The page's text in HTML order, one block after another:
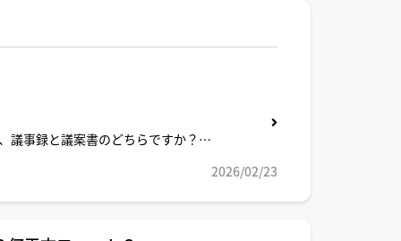
議事録と議案書のどちらですか？必
2026/02/23